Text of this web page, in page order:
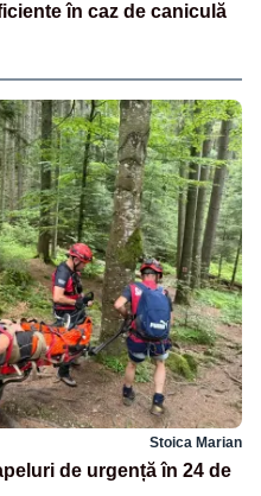
în caz de caniculă
Stoica Marian
de urgență în 24 de